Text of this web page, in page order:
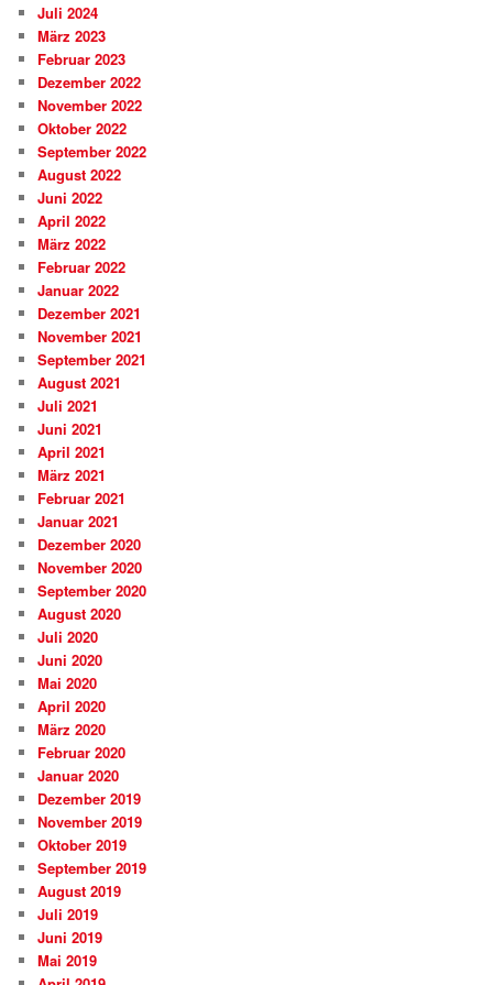
Juli 2024
März 2023
Februar 2023
Dezember 2022
November 2022
Oktober 2022
September 2022
August 2022
Juni 2022
April 2022
März 2022
Februar 2022
Januar 2022
Dezember 2021
November 2021
September 2021
August 2021
Juli 2021
Juni 2021
April 2021
März 2021
Februar 2021
Januar 2021
Dezember 2020
November 2020
September 2020
August 2020
Juli 2020
Juni 2020
Mai 2020
April 2020
März 2020
Februar 2020
Januar 2020
Dezember 2019
November 2019
Oktober 2019
September 2019
August 2019
Juli 2019
Juni 2019
Mai 2019